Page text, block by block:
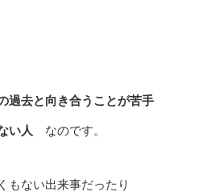
過去と向き合うことが苦手
い人 なのです。
もない出来事だったり